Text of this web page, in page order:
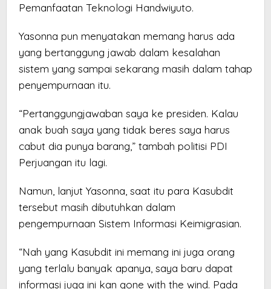
Pemanfaatan Teknologi Handwiyuto.
Yasonna pun menyatakan memang harus ada
yang bertanggung jawab dalam kesalahan
sistem yang sampai sekarang masih dalam tahap
penyempurnaan itu.
“Pertanggungjawaban saya ke presiden. Kalau
anak buah saya yang tidak beres saya harus
cabut dia punya barang,” tambah politisi PDI
Perjuangan itu lagi.
Namun, lanjut Yasonna, saat itu para Kasubdit
tersebut masih dibutuhkan dalam
pengempurnaan Sistem Informasi Keimigrasian.
“Nah yang Kasubdit ini memang ini juga orang
yang terlalu banyak apanya, saya baru dapat
informasi juga ini kan gone with the wind. Pada